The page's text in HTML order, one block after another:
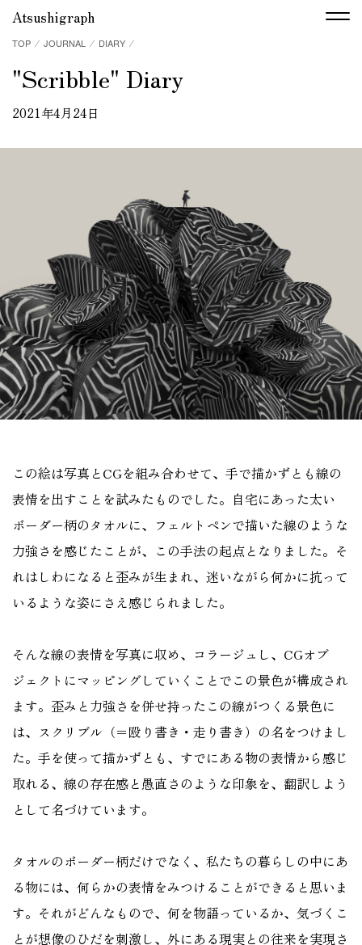
Atsushigraph
TOP ⁄ JOURNAL ⁄ DIARY ⁄
"Scribble" Diary
2021年4月24日
この絵は写真とCGを組み合わせて、手で描かずとも線の
表情を出すことを試みたものでした。自宅にあった太い
ボーダー柄のタオルに、フェルトペンで描いた線のような
力強さを感じたことが、この手法の起点となりました。そ
れはしわになると歪みが生まれ、迷いながら何かに抗って
いるような姿にさえ感じられました。
そんな線の表情を写真に収め、コラージュし、CGオブ
ジェクトにマッピングしていくことでこの景色が構成され
ます。歪みと力強さを併せ持ったこの線がつくる景色に
は、スクリブル（＝殴り書き・走り書き）の名をつけまし
た。手を使って描かずとも、すでにある物の表情から感じ
取れる、線の存在感と愚直さのような印象を、翻訳しよう
として名づけています。
タオルのボーダー柄だけでなく、私たちの暮らしの中にあ
る物には、何らかの表情をみつけることができると思いま
す。それがどんなもので、何を物語っているか、気づくこ
とが想像のひだを刺激し、外にある現実との往来を実現さ